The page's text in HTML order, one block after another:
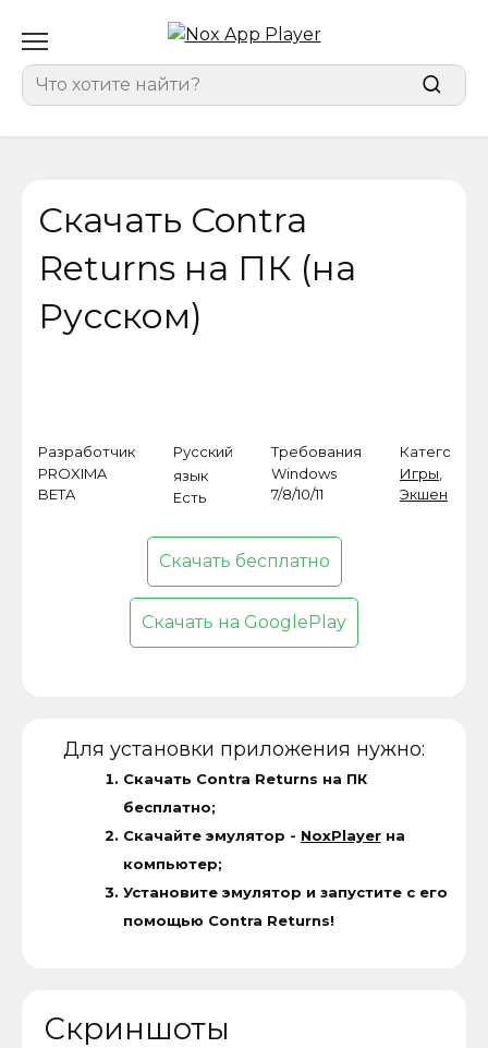
содержанию
for:
Скачать Contra
Returns на ПК (на
Русском)
Разработчик
PROXIMA
BETA
Русский
язык
Есть
Требования
Windows
7/8/10/11
Категория
Игры
Экшен
Скачать бесплатно
Скачать на GooglePlay
Для установки приложения нужно:
Скачать Contra Returns на ПК
бесплатно;
Скачайте эмулятор - NoxPlayerна
компьютер;
Установите эмулятор и запустите с его
помощью Contra Returns!
Скриншоты